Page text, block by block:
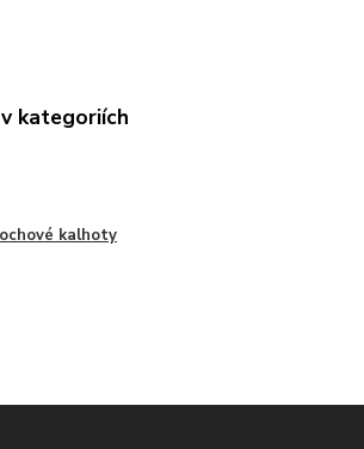
kategoriích
kalhoty